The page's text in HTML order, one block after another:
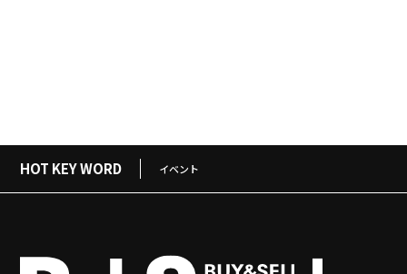
HOT KEY WORD イベント